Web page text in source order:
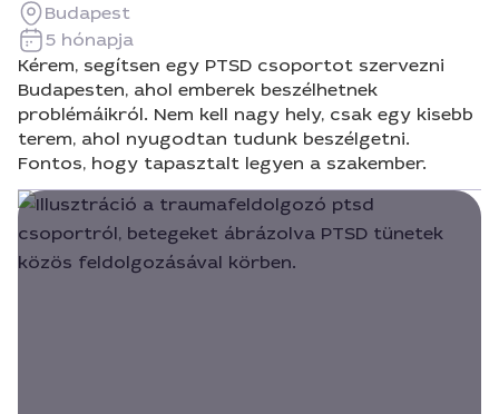
Budapest
5 hónapja
Kérem, segítsen egy PTSD csoportot szervezni
Budapesten, ahol emberek beszélhetnek
problémáikról. Nem kell nagy hely, csak egy kisebb
terem, ahol nyugodtan tudunk beszélgetni.
Fontos, hogy tapasztalt legyen a szakember.